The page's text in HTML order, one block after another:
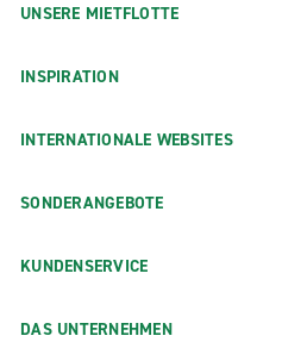
UNSERE MIETFLOTTE
INSPIRATION
INTERNATIONALE WEBSITES
SONDERANGEBOTE
KUNDENSERVICE
DAS UNTERNEHMEN